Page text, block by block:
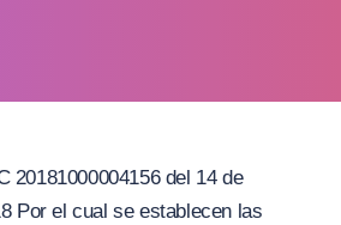
20181000004156 del 14 de
Por el cual se establecen las